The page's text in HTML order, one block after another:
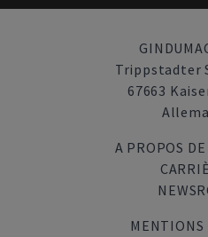
Trippstadter
67663
A PROPOS
MENTIONS